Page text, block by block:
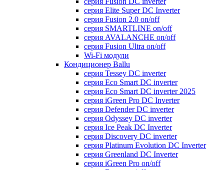
серия Elite Super DC Inverter
серия Fusion 2.0 on/off
серия SMARTLINE on/off
серия AVALANCHE on/off
серия Fusion Ultra on/off
Wi-Fi модули
Кондиционер Ballu
серия Tessey DC inverter
серия Eco Smart DC inverter
серия Eco Smart DC inverter 2025
серия iGreen Pro DC Inverter
серия Defender DC inverter
серия Odyssey DC inverter
серия Ice Peak DС Inverter
cерия Discovery DC inverter
серия Platinum Evolution DC Inverter
серия Greenland DC Inverter
серия iGreen Pro on/off